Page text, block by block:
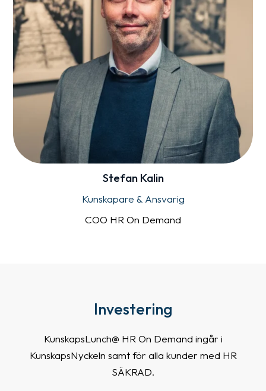
Stefan Kalin
Kunskapare & Ansvarig
COO HR On Demand
Investering
KunskapsLunch@ HR On Demand ingår i
KunskapsNyckeln samt för alla kunder med HR
SÄKRAD.